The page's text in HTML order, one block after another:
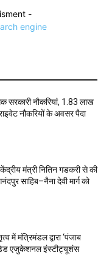
-
सरकारी नौकरियां, 1.83 लाख
नौकरियों के अवसर पैदा
मंत्री नितिन गडकरी से की
साहिब–नैना देवी मार्ग को
में मंत्रिमंडल द्वारा ‘पंजाब
एजुकेशनल इंस्टीट्यूशंस